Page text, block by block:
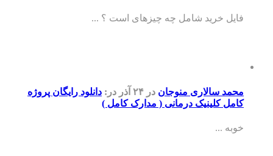
فایل خرید شامل چه چیزهای است ؟ ...
محمد سالاری منوجان در ۲۴ آذر در: دانلود رایگان پروژه
کامل کلینیک درمانی ( مدارک کامل )
خوبه ...